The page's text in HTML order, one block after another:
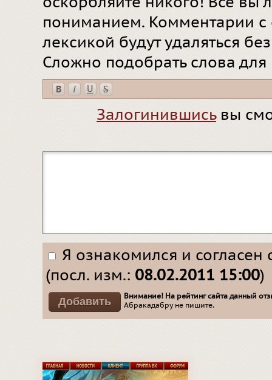
пониманием. Комментарии
лексикой будут удаляться
Сложно подобрать слова
Залогинившисьвы
Я ознакомился и согласен
(посл. изм.: 08.02.2011 15:00)
Внимание! На рейтинг сайта данный
Абракадабру не пишите.